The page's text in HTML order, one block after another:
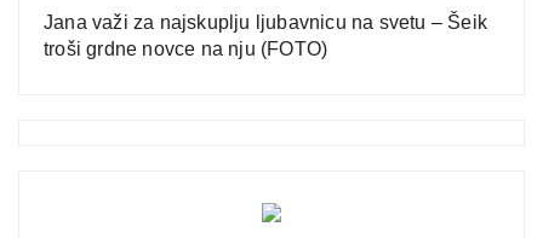
Jana važi za najskuplju ljubavnicu na svetu – Šeik
troši grdne novce na nju (FOTO)